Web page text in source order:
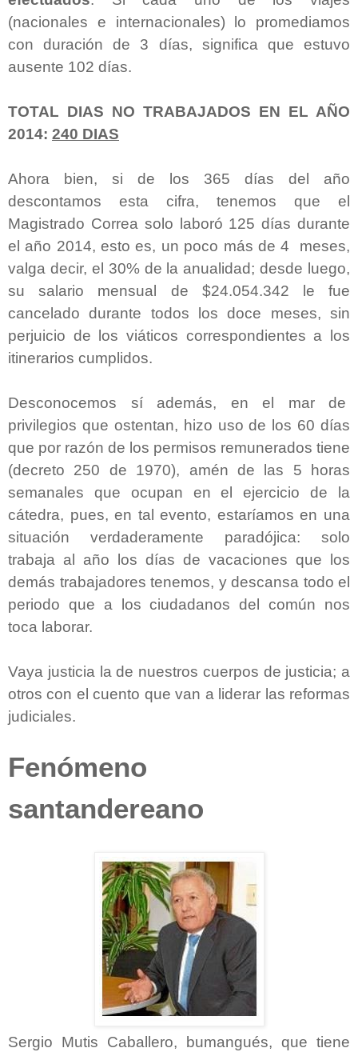
(nacionales e internacionales) lo promediamos
con duración de 3 días, significa que estuvo
ausente 102 días.
TOTAL DIAS NO TRABAJADOS EN EL AÑO
2014: 240 DIAS
Ahora bien, si de los 365 días del año
descontamos esta cifra, tenemos que el
Magistrado Correa solo laboró 125 días durante
el año 2014, esto es, un poco más de 4 meses,
valga decir, el 30% de la anualidad; desde luego,
su salario mensual de $24.054.342 le fue
cancelado durante todos los doce meses, sin
perjuicio de los viáticos correspondientes a los
itinerarios cumplidos.
Desconocemos sí además, en el mar de
privilegios que ostentan, hizo uso de los 60 días
que por razón de los permisos remunerados tiene
(decreto 250 de 1970), amén de las 5 horas
semanales que ocupan en el ejercicio de la
cátedra, pues, en tal evento, estaríamos en una
situación verdaderamente paradójica: solo
trabaja al año los días de vacaciones que los
demás trabajadores tenemos, y descansa todo el
periodo que a los ciudadanos del común nos
toca laborar.
Vaya justicia la de nuestros cuerpos de justicia; a
otros con el cuento que van a liderar las reformas
judiciales.
Fenómeno
santandereano
Sergio Mutis Caballero,
bumangués, que tiene